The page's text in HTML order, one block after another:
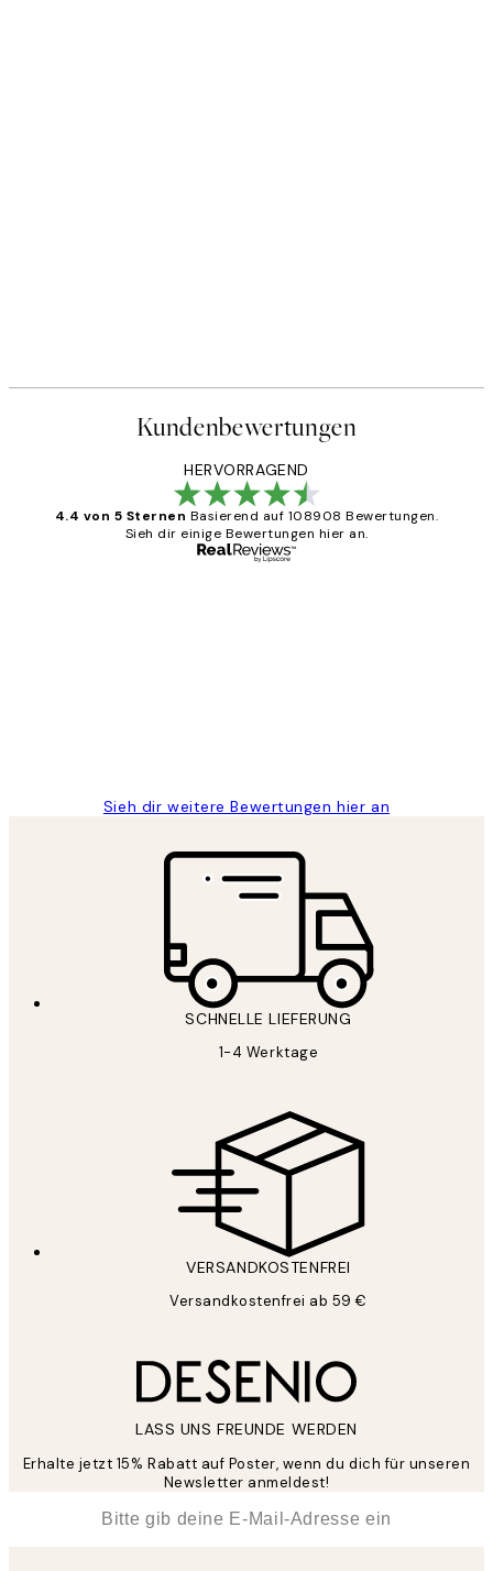
Kundenbewertungen
HERVORRAGEND
4.4 von 5 Sternen Basierend auf 108908 Bewertungen.
Sieh dir einige Bewertungen hier an.
Sieh dir weitere Bewertungen hier an
SCHNELLE LIEFERUNG
1-4 Werktage
VERSANDKOSTENFREI
Versandkostenfrei ab 59 €
LASS UNS FREUNDE WERDEN
Erhalte jetzt 15% Rabatt auf Poster, wenn du dich für unseren
Newsletter anmeldest!